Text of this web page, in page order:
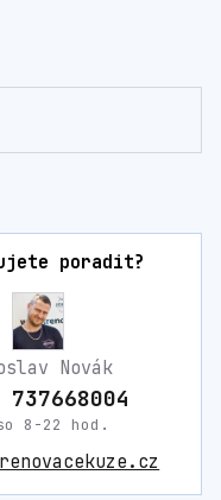
poradit?
Novák
737668004
8-22 hod.